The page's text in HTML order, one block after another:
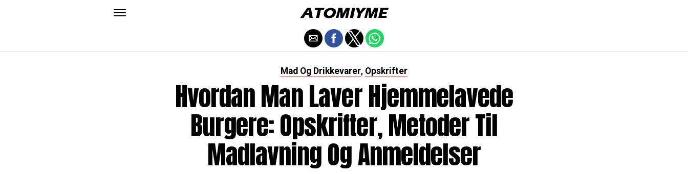
Mad Og Drikkevarer, Opskrifter
Hvordan Man Laver Hjemmelavede
Burgere: Opskrifter, Metoder Til
Madlavning Og Anmeldelser